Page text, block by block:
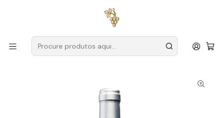
para encomendas a partir de
Produtores Algarve
João Clara
João Clara Homenagem Algarve Tinto 75cl